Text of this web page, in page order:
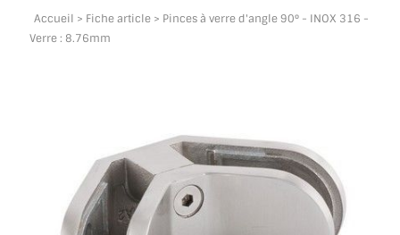
NOUS CONTACTER
SUIVI DE COMMANDE
TOUS LES TARIFS AU M2
Accueil > Fiche article > Pinces à verre d'angle 90° - INOX 316 -
Verre : 8.76mm